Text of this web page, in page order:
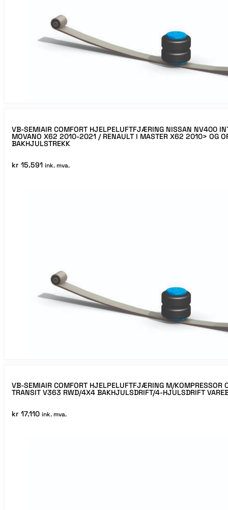
VB-SEMIAIR COMFORT HJELPELUFTFJÆRING NISSAN NV400
MOVANO X62 2010-2021 / RENAULT I MASTER X62 2010> OG
BAKHJULSTREKK
kr 15.591 ink. mva.
VB-SEMIAIR COMFORT HJELPELUFTFJÆRING M/KOMPRESSOR
TRANSIT V363 RWD/4X4 BAKHJULSDRIFT/4-HJULSDRIFT
kr 17.110 ink. mva.